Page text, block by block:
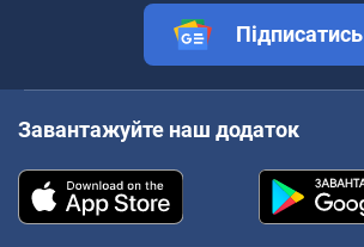
Підписатись
Завантажуйте наш додаток